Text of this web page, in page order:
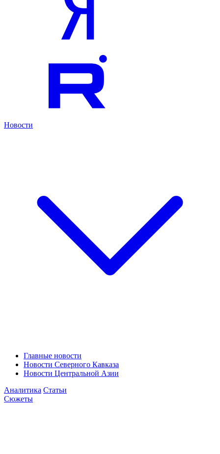
Новости
Главные новости
Новости Северного Кавказа
Новости Центральной Азии
Аналитика Статьи
Сюжеты